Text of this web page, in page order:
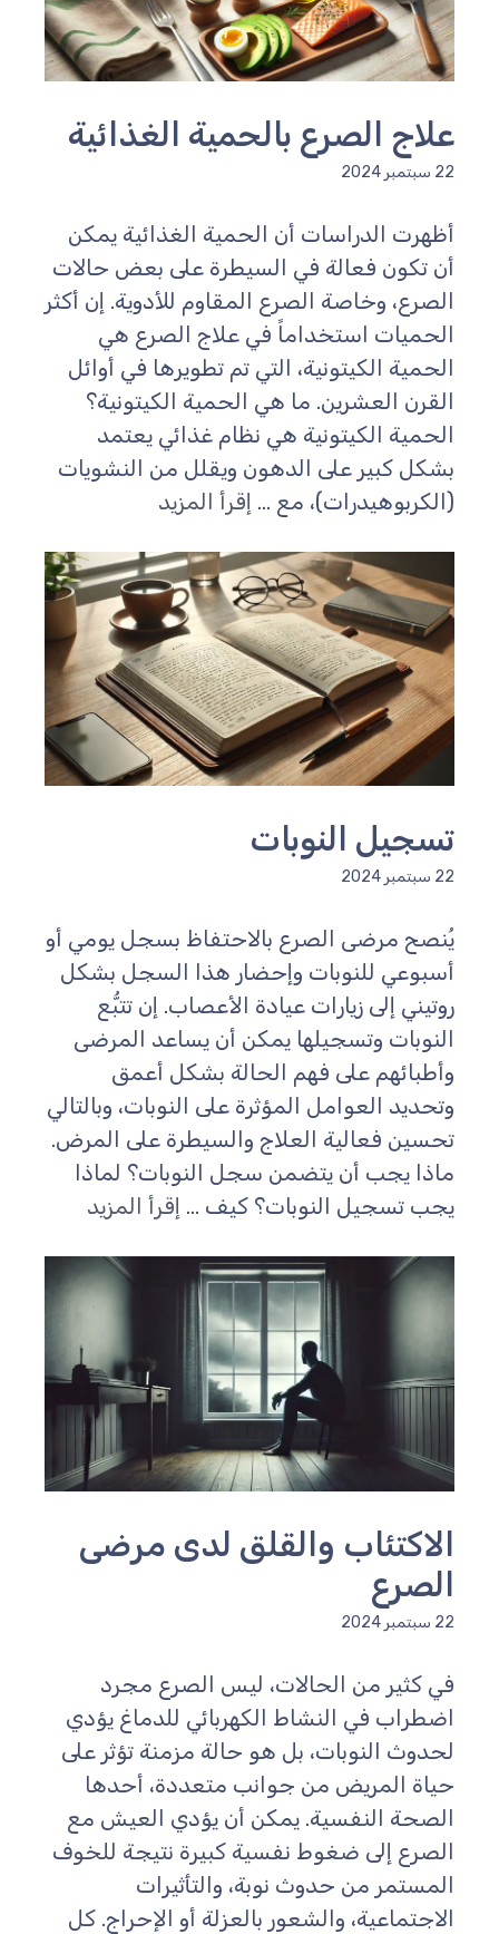
الصرع بالحمية الغذائية
الدراسات أن الحمية الغذائية يمكن
تكون فعالة في السيطرة على بعض حالات
وخاصة الصرع المقاوم للأدوية. إن أكثر
استخداماً في علاج الصرع هي
الكيتونية، التي تم تطويرها في أوائل
العشرين. ما هي الحمية الكيتونية؟
الكيتونية هي نظام غذائي يعتمد
كبير على الدهون ويقلل من النشويات
مع ...إقرأ المزيد
النوبات
مرضى الصرع بالاحتفاظ بسجل يومي أو
للنوبات وإحضار هذا السجل بشكل
إلى زيارات عيادة الأعصاب. إن تتبُّع
وتسجيلها يمكن أن يساعد المرضى
على فهم الحالة بشكل أعمق
العوامل المؤثرة على النوبات، وبالتالي
فعالية العلاج والسيطرة على المرض.
يجب أن يتضمن سجل النوبات؟ لماذا
تسجيل النوبات؟ كيف ...إقرأ المزيد
والقلق لدى مرضى
كثير من الحالات، ليس الصرع مجرد
في النشاط الكهربائي للدماغ يؤدي
النوبات، بل هو حالة مزمنة تؤثر على
المريض من جوانب متعددة، أحدها
النفسية. يمكن أن يؤدي العيش مع
إلى ضغوط نفسية كبيرة نتيجة للخوف
من حدوث نوبة، والتأثيرات
والشعور بالعزلة أو الإحراج. كل